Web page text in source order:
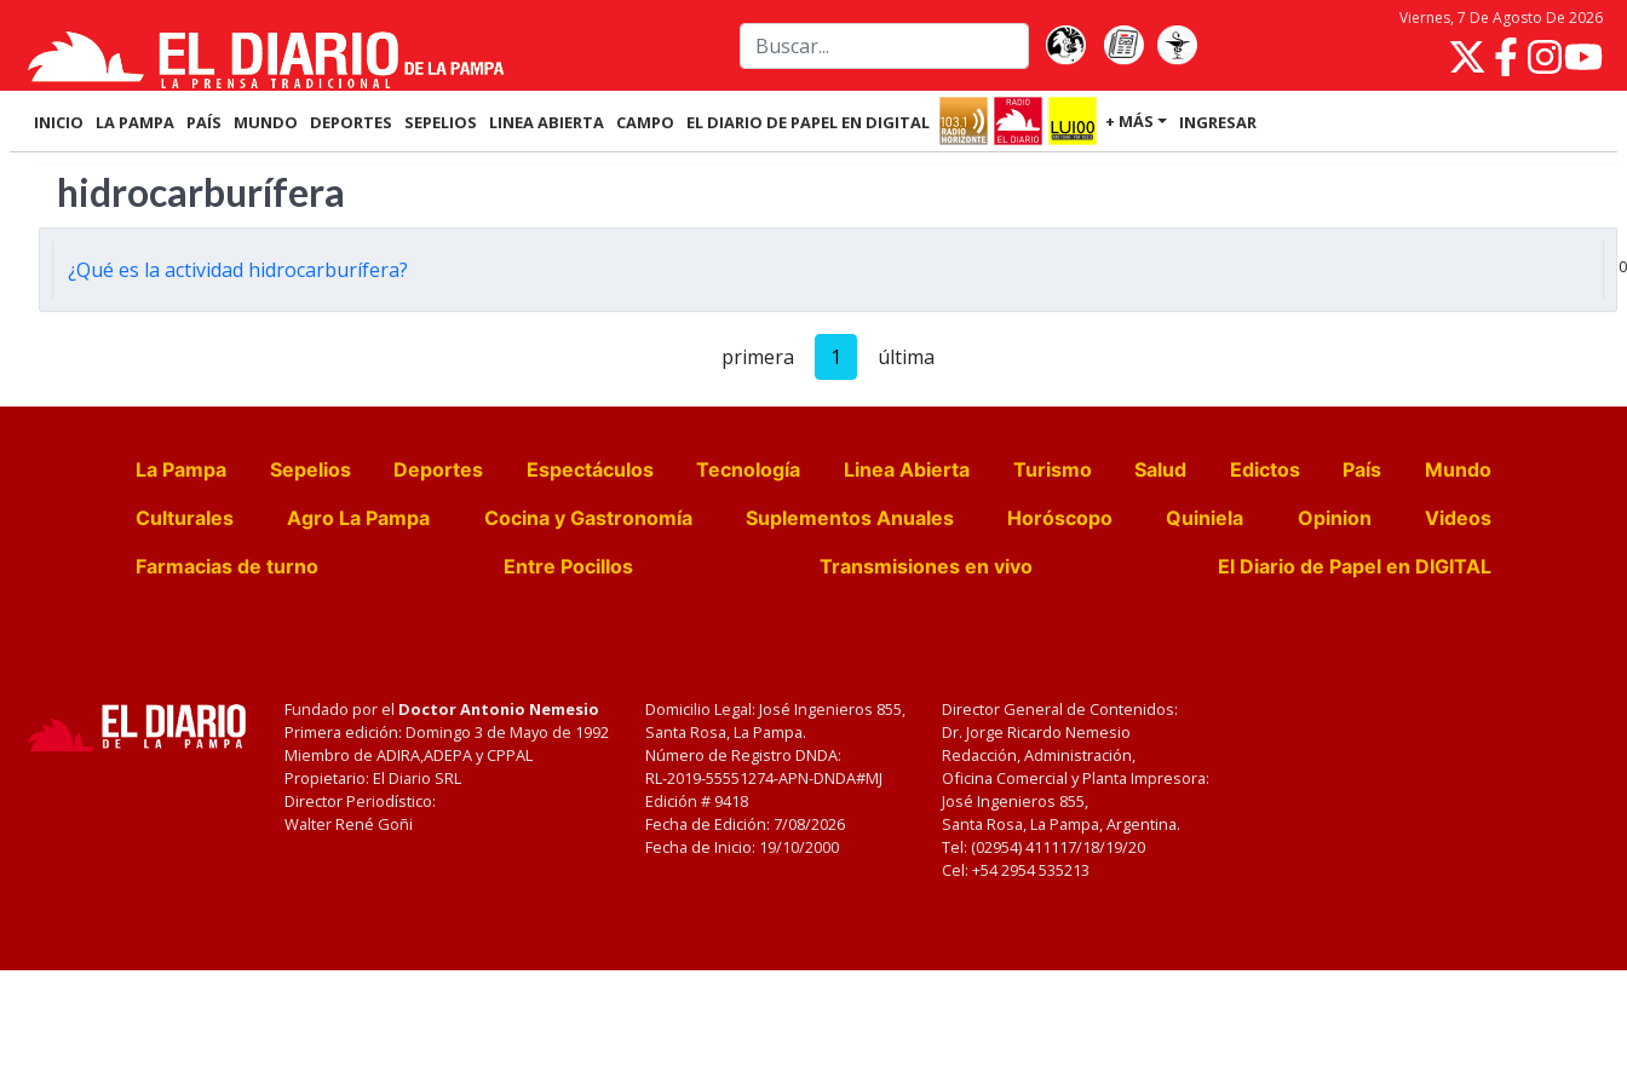
Viernes, 7 De Agosto De 2026
INICIO LA PAMPA PAÍS MUNDO DEPORTES SEPELIOS LINEA ABIERTA CAMPO EL DIARIO DE PAPEL EN DIGITAL + MÁS INGRESAR
hidrocarburífera
¿Qué es la actividad hidrocarburífera?
primera 1 última
La Pampa Sepelios Deportes Espectáculos Tecnología Linea Abierta Turismo Salud Edictos País
Mundo
Culturales
Agro La Pampa Cocina y Gastronomía Suplementos Anuales Horóscopo Quiniela Opinion
Videos
Farmacias de turno
Entre Pocillos Transmisiones en vivo El Diario de Papel en DIGITAL
Fundado por el Doctor Antonio Nemesio
Primera edición: Domingo 3 de Mayo de 1992
Miembro de ADIRA,ADEPA y CPPAL
Propietario: El Diario SRL
Director Periodístico:
Walter René Goñi
Domicilio Legal: José Ingenieros 855,
Santa Rosa, La Pampa.
Número de Registro DNDA:
RL-2019-55551274-APN-DNDA#MJ
Edición # 9418
Fecha de Edición: 7/08/2026
Fecha de Inicio: 19/10/2000
Director General de Contenidos:
Dr. Jorge Ricardo Nemesio
Redacción, Administración,
Oficina Comercial y Planta Impresora:
José Ingenieros 855,
Santa Rosa, La Pampa, Argentina.
Tel: (02954) 411117/18/19/20
Cel: +54 2954 535213